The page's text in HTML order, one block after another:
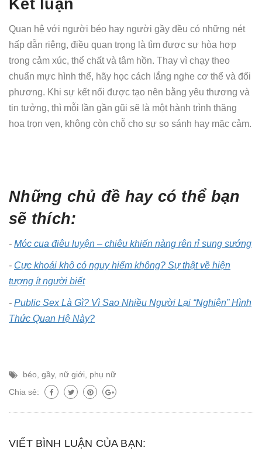
Kết luận
Quan hệ với người béo hay người gầy đều có những nét
hấp dẫn riêng, điều quan trọng là tìm được sự hòa hợp
trong cảm xúc, thể chất và tâm hồn. Thay vì chạy theo
chuẩn mực hình thể, hãy học cách lắng nghe cơ thể và đối
phương. Khi sự kết nối được tạo nên bằng yêu thương và
tin tưởng, thì mỗi lần gần gũi sẽ là một hành trình thăng
hoa trọn vẹn, không còn chỗ cho sự so sánh hay mặc cảm.
Những chủ đề hay có thể bạn
sẽ thích:
- Móc cua điêu luyện – chiêu khiến nàng rên rỉ sung sướng
- Cực khoái khô có nguy hiểm không? Sự thật về hiện
tượng ít người biết
- Public Sex Là Gì? Vì Sao Nhiều Người Lại “Nghiện” Hình
Thức Quan Hệ Này?
béo gầy, nữ giới
phụ nữ
Chia sẻ:
VIẾT BÌNH LUẬN CỦA BẠN: